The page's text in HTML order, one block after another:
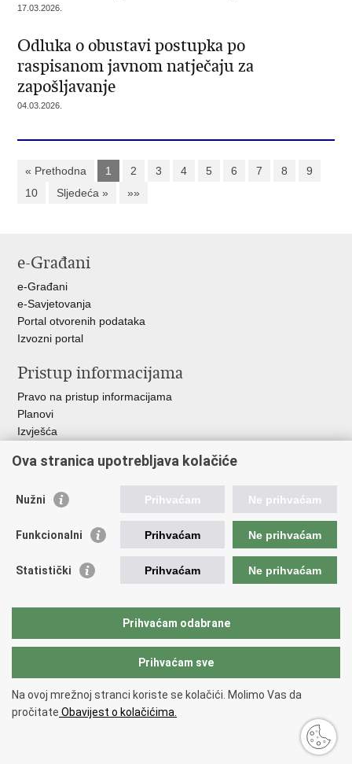
17.03.2026.
Odluka o obustavi postupka po
raspisanom javnom natječaju za
zapošljavanje
04.03.2026.
« Prethodna 1 2 3 4 5 6 7 8
9
10
Sljedeća » »»
e-Građani
e-Građani
e-Savjetovanja
Portal otvorenih podataka
Izvozni portal
Pristup informacijama
Pravo na pristup informacijama
Planovi
Izvješća
Vlada RH
Ured predsjednika
Ministarstvo demografije i useljeništva
HRT - Glas Hrvatske
Copyright © 2026 Središnji državni ured za Hrvate izvan Republike
Hrvatske
Uvjeti korištenja.Izjava o pristupačnosti
Ova stranica upotrebljava kolačiće
Nužni Prihvaćam Ne prihvaćam
Funkcionalni Prihvaćam Ne prihvaćam
Statistički Prihvaćam Ne prihvaćam
Prihvaćam odabrane
Prihvaćam sve
Na ovoj mrežnoj stranci koriste se kolačići. Molimo Vas da
pročitate Obavijest o kolačićima.